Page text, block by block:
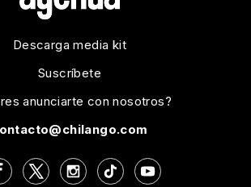
Descarga media kit
Suscríbete
anunciarte con nosotros?